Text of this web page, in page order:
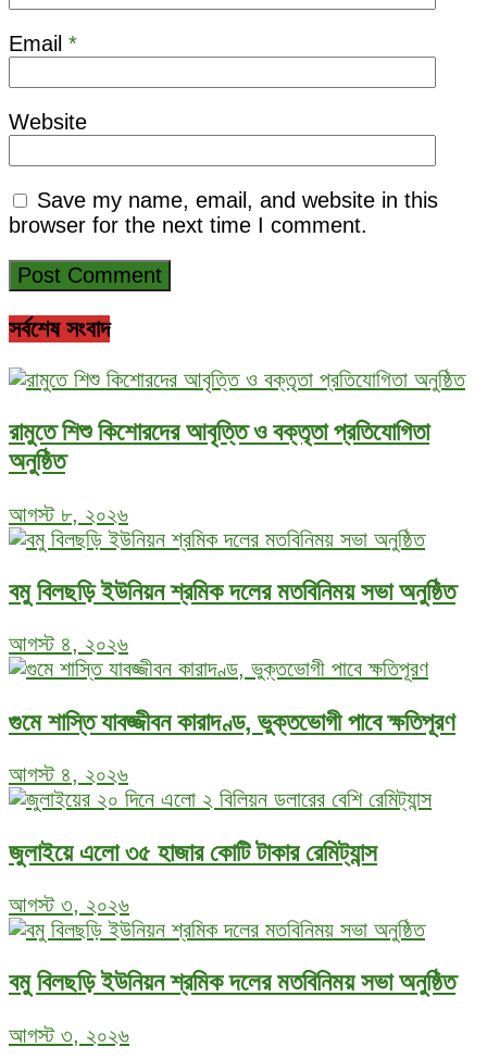
Email *
Website
Save my name, email, and website in this
browser for the next time I comment.
সর্বশেষ সংবাদ
রামুতে শিশু কিশোরদের আবৃত্তি ও বক্তৃতা প্রতিযোগিতা
অনুষ্ঠিত
আগস্ট ৮, ২০২৬
বমু বিলছড়ি ইউনিয়ন শ্রমিক দলের মতবিনিময় সভা অনুষ্ঠিত
আগস্ট ৪, ২০২৬
গুমে শাস্তি যাবজ্জীবন কারাদণ্ড, ভুক্তভোগী পাবে ক্ষতিপূরণ
আগস্ট ৪, ২০২৬
জুলাইয়ে এলো ৩৫ হাজার কোটি টাকার রেমিট্যান্স
আগস্ট ৩, ২০২৬
বমু বিলছড়ি ইউনিয়ন শ্রমিক দলের মতবিনিময় সভা অনুষ্ঠিত
আগস্ট ৩, ২০২৬